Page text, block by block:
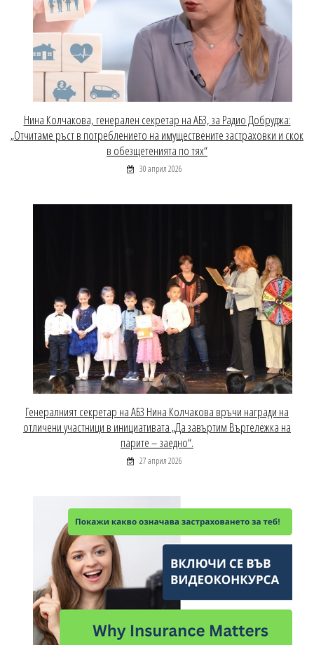
Нина Колчакова, генерален секретар на АБЗ, за Радио Добруджа:
„Отчитаме ръст в потреблението на имуществените застраховки и скок
в обезщетенията по тях“
30 април 2026
Генералният секретар на АБЗ Нина Колчакова връчи награди на
отличени участници в инициативата „Да завъртим Въртележка на
парите – заедно“.
27 април 2026